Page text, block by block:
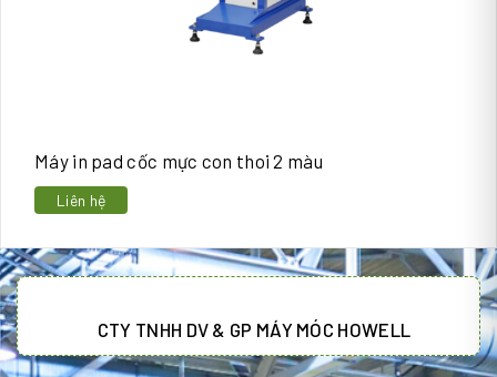
Máy in pad cốc mực con thoi 2 màu
Liên hệ
CTY TNHH DV & GP MÁY MÓC HOWELL